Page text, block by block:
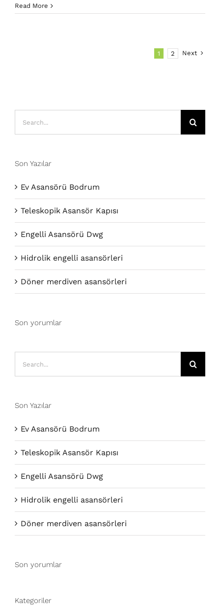
Read More
1 2 Next
Son Yazılar
Ev Asansörü Bodrum
Teleskopik Asansör Kapısı
Engelli Asansörü Dwg
Hidrolik engelli asansörleri
Döner merdiven asansörleri
Son yorumlar
Son Yazılar
Ev Asansörü Bodrum
Teleskopik Asansör Kapısı
Engelli Asansörü Dwg
Hidrolik engelli asansörleri
Döner merdiven asansörleri
Son yorumlar
Kategoriler